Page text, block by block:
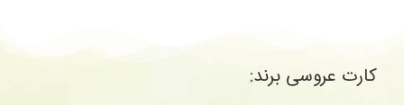
کارت عروسی برند: